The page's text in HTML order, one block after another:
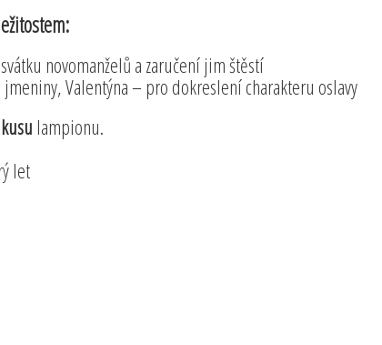
novomanželů a zaručení jim štěstí
jmeniny, Valentýna – pro dokreslení charakteru oslavy
lampionu.
let